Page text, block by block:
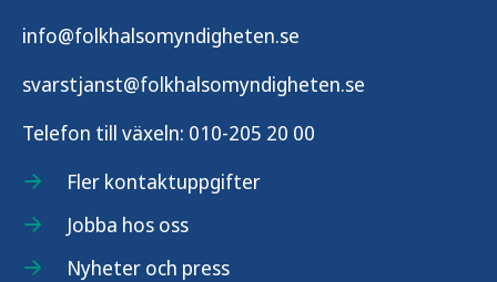
info@folkhalsomyndigheten.se
svarstjanst@folkhalsomyndigheten.se
Telefon till växeln: 010-205 20 00
Fler kontaktuppgifter
Jobba hos oss
Nyheter och press